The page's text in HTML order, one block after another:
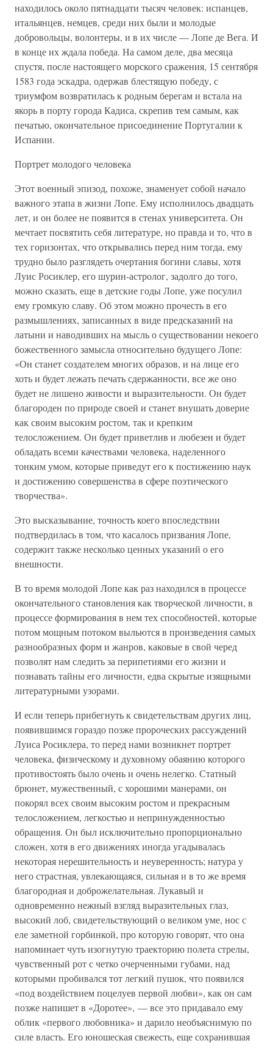
находилось около пятнадцати тысяч человек: испанцев,
итальянцев, немцев, среди них были и молодые
добровольцы, волонтеры, и в их числе — Лопе де Вега. И
в конце их ждала победа. На самом деле, два месяца
спустя, после настоящего морского сражения, 15 сентября
1583 года эскадра, одержав блестящую победу, с
триумфом возвратилась к родным берегам и встала на
якорь в порту города Кадиса, скрепив тем самым, как
печатью, окончательное присоединение Португалии к
Испании.
Портрет молодого человека
Этот военный эпизод, похоже, знаменует собой начало
важного этапа в жизни Лопе. Ему исполнилось двадцать
лет, и он более не появится в стенах университета. Он
мечтает посвятить себя литературе, но правда и то, что в
тех горизонтах, что открывались перед ним тогда, ему
трудно было разглядеть очертания богини славы, хотя
Луис Росиклер, его шурин-астролог, задолго до того,
можно сказать, еще в детские годы Лопе, уже посулил
ему громкую славу. Об этом можно прочесть в его
размышлениях, записанных в виде предсказаний на
латыни и наводивших на мысль о существовании некоего
божественного замысла относительно будущего Лопе:
«Он станет создателем многих образов, и на лице его
хоть и будет лежать печать сдержанности, все же оно
будет не лишено живости и выразительности. Он будет
благороден по природе своей и станет внушать доверие
как своим высоким ростом, так и крепким
телосложением. Он будет приветлив и любезен и будет
обладать всеми качествами человека, наделенного
тонким умом, которые приведут его к постижению наук
и достижению совершенства в сфере поэтического
творчества».
Это высказывание, точность коего впоследствии
подтвердилась в том, что касалось призвания Лопе,
содержит также несколько ценных указаний о его
внешности.
В то время молодой Лопе как раз находился в процессе
окончательного становления как творческой личности, в
процессе формирования в нем тех способностей, которые
потом мощным потоком выльются в произведения самых
разнообразных форм и жанров, каковые в свой черед
позволят нам следить за перипетиями его жизни и
познавать тайны его личности, едва скрытые изящными
литературными узорами.
И если теперь прибегнуть к свидетельствам других лиц,
появившимся гораздо позже пророческих рассуждений
Луиса Росиклера, то перед нами возникнет портрет
человека, физическому и духовному обаянию которого
противостоять было очень и очень нелегко. Статный
брюнет, мужественный, с хорошими манерами, он
покорял всех своим высоким ростом и прекрасным
телосложением, легкостью и непринужденностью
обращения. Он был исключительно пропорционально
сложен, хотя в его движениях иногда угадывалась
некоторая нерешительность и неуверенность; натура у
него страстная, увлекающаяся, сильная и в то же время
благородная и доброжелательная. Лукавый и
одновременно нежный взгляд выразительных глаз,
высокий лоб, свидетельствующий о великом уме, нос с
еле заметной горбинкой, про которую говорят, что она
напоминает чуть изогнутую траекторию полета стрелы,
чувственный рот с четко очерченными губами, над
которыми пробивался тот легкий пушок, что появился
«под воздействием поцелуев первой любви», как он сам
позже напишет в «Доротее», — все это придавало ему
облик «первого любовника» и дарило необъяснимую по
силе власть. Его юношеская свежесть, еще сохранившая